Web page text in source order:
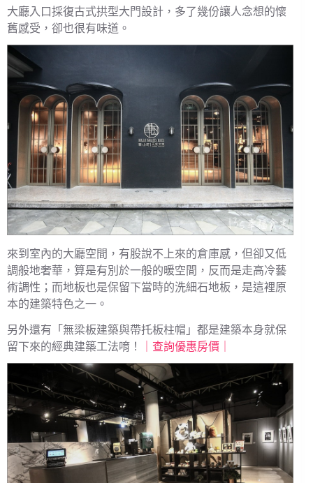
大廳入口採復古式拱型大門設計，多了幾份讓人念想的懷
舊感受，卻也很有味道。
來到室內的大廳空間，有股說不上來的倉庫感，但卻又低
調般地奢華，算是有別於一般的暖空間，反而是走高冷藝
術調性；而地板也是保留下當時的洗細石地板，是這裡原
本的建築特色之一。
另外還有「無梁板建築與帶托板柱帽」都是建築本身就保
留下來的經典建築工法唷！
｜查詢優惠房價｜